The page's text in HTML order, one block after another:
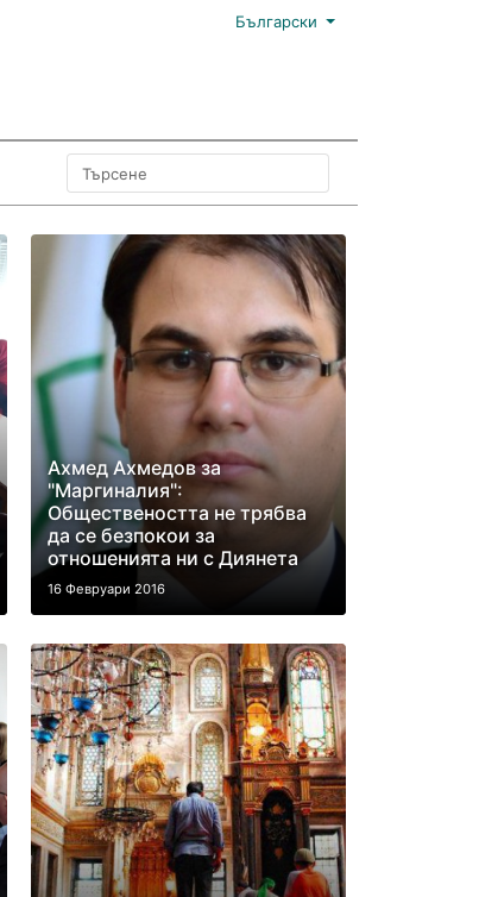
Български
Ахмед Ахмедов за
"Маргиналия":
Обществеността не трябва
да се безпокои за
отношенията ни с Диянета
16 Февруари 2016